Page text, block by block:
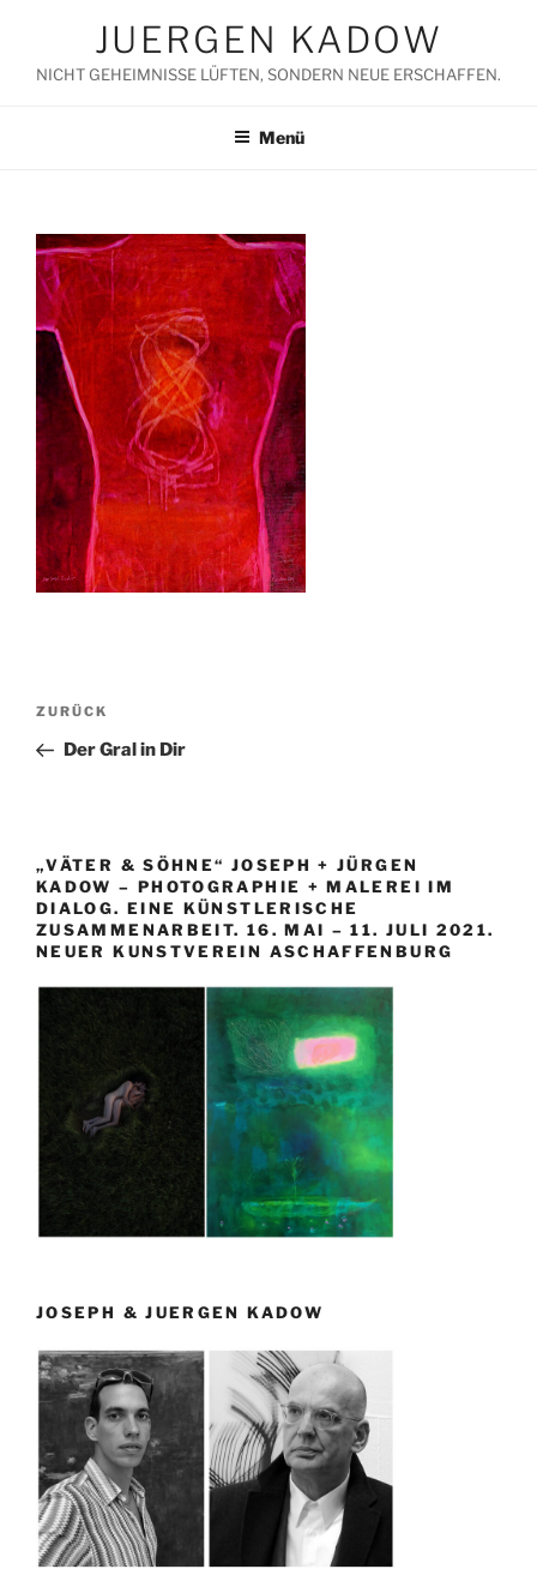
springen
JUERGEN KADOW
NICHT GEHEIMNISSE LÜFTEN, SONDERN NEUE ERSCHAFFEN.
Menü
Beitragsnavigation
Vorheriger
Beitrag
ZURÜCK
Der Gral in Dir
„VÄTER & SÖHNE“ JOSEPH + JÜRGEN
KADOW – PHOTOGRAPHIE + MALEREI IM
DIALOG. EINE KÜNSTLERISCHE
ZUSAMMENARBEIT. 16. MAI – 11. JULI 2021.
NEUER KUNSTVEREIN ASCHAFFENBURG
JOSEPH & JUERGEN KADOW